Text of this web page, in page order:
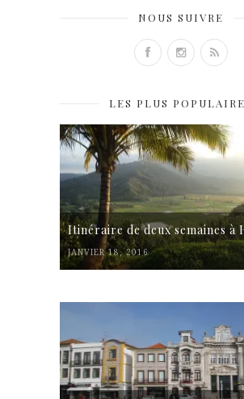
NOUS SUIVRE
LES PLUS
Itinéraire de deux semaines à
JANVIER 18, 2016